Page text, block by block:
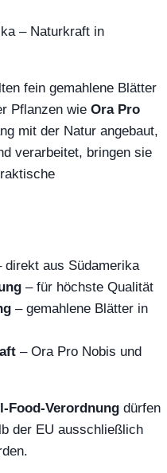
– Naturkraft in
fein gemahlene Blätter
Pflanzen wie Ora Pro
mit der Natur angebaut,
verarbeitet, bringen sie
direkt aus Südamerika
– für höchste Qualität
– gemahlene Blätter in
– Ora Pro Nobis und
dürfen
der EU ausschließlich